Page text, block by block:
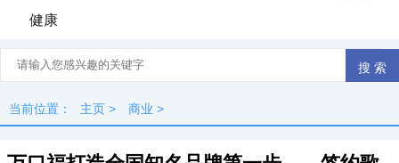
健康
当前位置： 主页 > 商业 >